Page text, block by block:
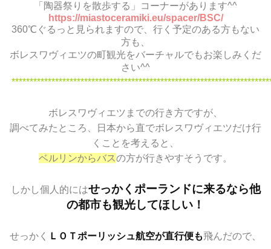
「陶器祭りを散歩する」コーナーがあります^^
https://miastoceramiki.eu/spacer/BSC/
360℃ぐるっと見られますので、行く予定のある方もない
方も、
ボレスワヴィエツの町観光をバーチャルでもお楽しみくだ
さい^^
ボレスワヴィエツまでの行き方ですが、
調べてみたところ、日本から直でボレスワヴィエツだけ行
くことを考えると、
ベルリンからバスの方が行きやすそうです。
しかし個人的にはせっかくポーランドに来るなら他
の都市も観光してほしい！
せっかく ＬＯＴポーリッシュ航空が直行便も飛んだので、